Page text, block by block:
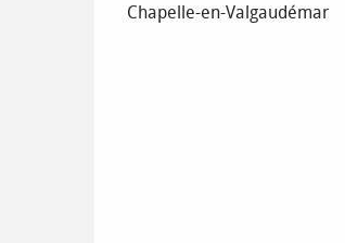
Chapelle-en-Valgaudémar